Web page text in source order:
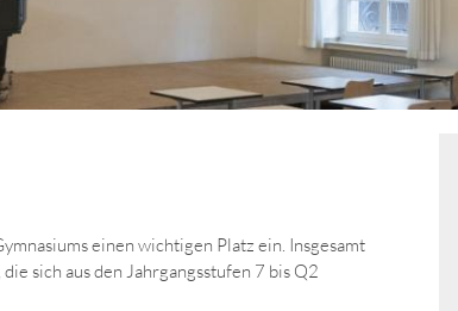
einen wichtigen Platz ein. Insgesamt
sich aus den Jahrgangsstufen 7 bis Q2